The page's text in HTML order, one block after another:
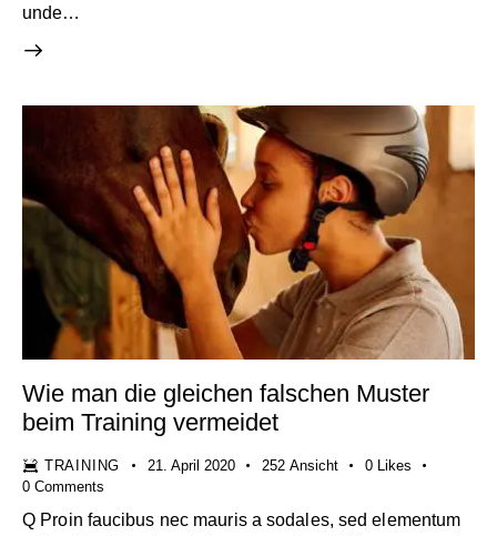
unde…
Wie man die gleichen falschen Muster
beim Training vermeidet
TRAINING 21. April 2020 252 Ansicht 0 Likes
0 Comments
Q Proin faucibus nec mauris a sodales, sed elementum